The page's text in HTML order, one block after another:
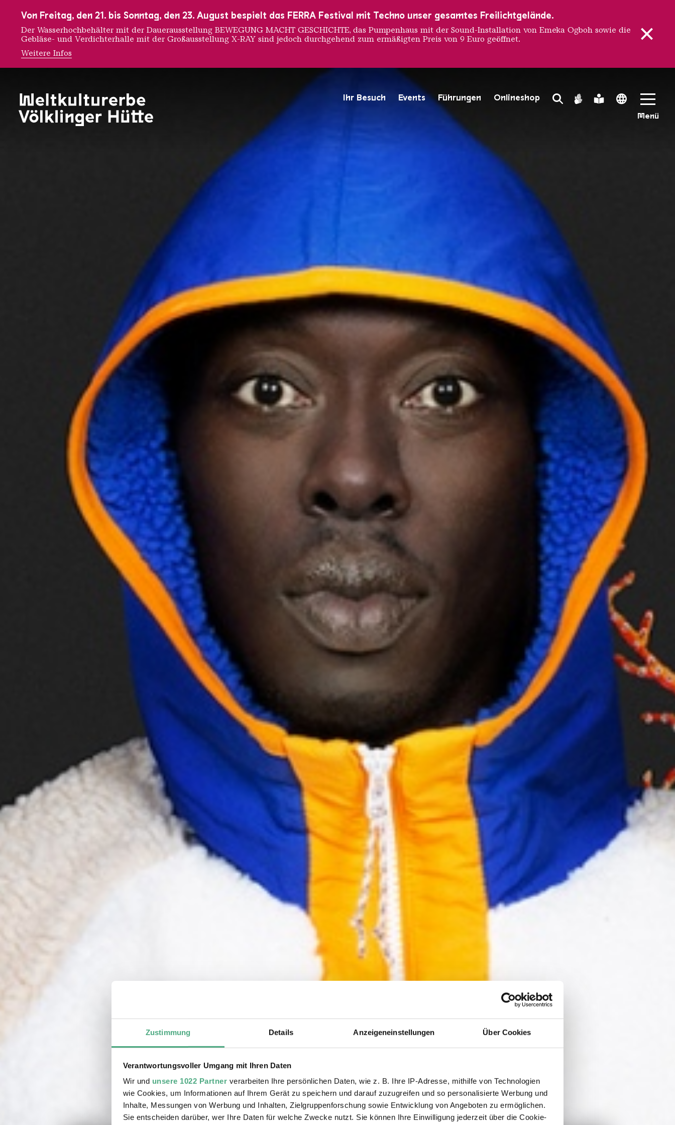
Zustimmung Details Anzeigeneinstellungen Über Cookies
Verantwortungsvoller Umgang mit Ihren Daten
Wir und unsere 1022 Partner verarbeiten Ihre persönlichen Daten, wie z. B. Ihre IP-Adresse, mithilfe von Technologien
wie Cookies, um Informationen auf Ihrem Gerät zu speichern und darauf zuzugreifen und so personalisierte Werbung und
Inhalte, Messungen von Werbung und Inhalten, Zielgruppenforschung sowie Entwicklung von Angeboten zu ermöglichen.
Sie entscheiden darüber, wer Ihre Daten für welche Zwecke nutzt. Sie können Ihre Einwilligung jederzeit über die Cookie-
Search Toggle
Menü
Gebärdensprache
Leichte Sprache
Language
Ihr Besuch Events Führungen Onlineshop
THE TRUE SIZE OF
9.11.24 – 17.8.25
Von Freitag, den 21. bis Sonntag, den 23. August bespielt das FERRA Festival mit Techno unser gesamtes Freilichtgelände.
Der Wasserhochbehälter mit der Dauerausstellung BEWEGUNG MACHT GESCHICHTE, das Pumpenhaus mit der Sound-Installation von Emeka Ogboh sowie die
Gebläse- und Verdichterhalle mit der Großausstellung X-RAY sind jedoch durchgehend zum ermäßigten Preis von 9 Euro geöffnet.
Weitere Infos